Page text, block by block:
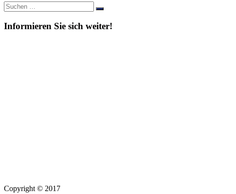
Suche
nach:
Suchen
Informieren Sie sich weiter!
Copyright © 2017